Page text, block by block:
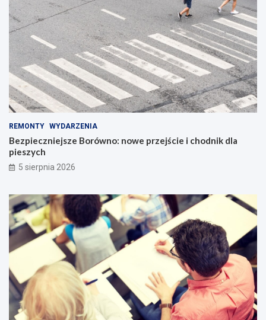
REMONTY WYDARZENIA
Bezpieczniejsze Borówno: nowe przejście i chodnik dla
pieszych
5 sierpnia 2026